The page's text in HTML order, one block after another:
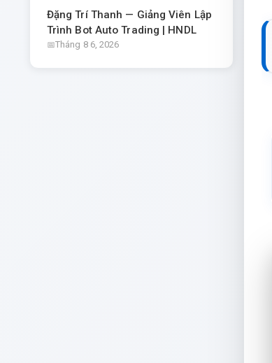
Đặng Trí Thanh — Giảng Viên Lập
Trình Bot Auto Trading | HNDL
Tháng 8 6, 2026